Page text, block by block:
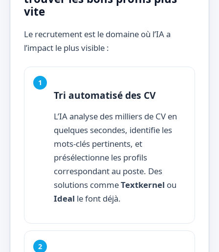
vite
Le recrutement est le domaine où l’IA a
l’impact le plus visible :
Tri automatisé des CV
L’IA analyse des milliers de CV en
quelques secondes, identifie les
mots-clés pertinents, et
présélectionne les profils
correspondant au poste. Des
solutions commeTextkernel ou
Ideal le font déjà.